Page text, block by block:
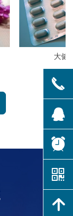
大健
끅
뀩
뀥
낃
녕